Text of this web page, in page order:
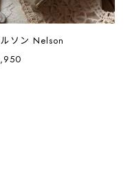
ソン Nelson